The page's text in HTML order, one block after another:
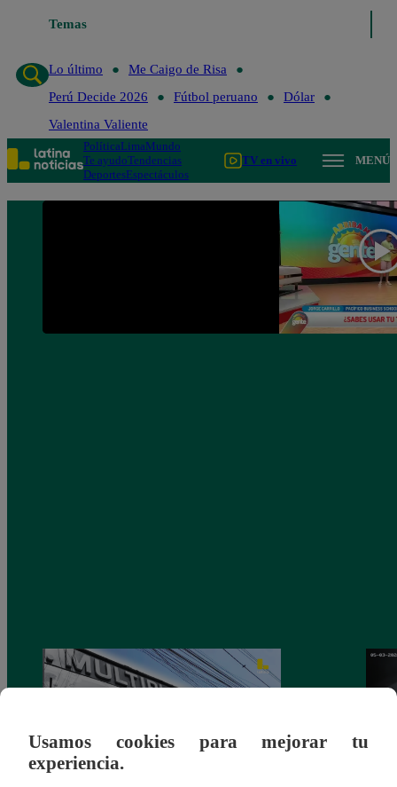
Temas
Lo último
Me Caigo de Risa
Perú Decide 2026
Fútbol peruano
Dólar
Valentina Valiente
PolíticaLimaMundo
Te ayudoTendencias
DeportesEspectáculos
TV en vivo MENÚ
Usamos cookies para mejorar tu
experiencia.